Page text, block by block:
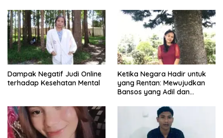
Dampak Negatif Judi Online
terhadap Kesehatan Mental
Ketika Negara Hadir untuk
yang Rentan: Mewujudkan
Bansos yang Adil dan